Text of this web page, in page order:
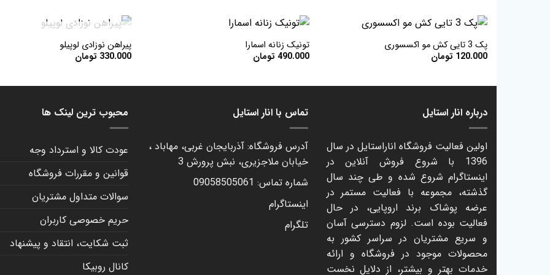
علاقه
پک 3 تایی کش مو اکسسوری
120.000 تومان
علاقه
تونیک زنانه اسمارا
490.000 تومان
در انبار موجود نمی باشدپیراهن نوزادی لوپیلو
330.000 تومان
درباره انار استایل
اولین فعالیت فروشگاه اناراستایل در سال
1396 با شروع فروش آنلاین در
اینستاگرام شروع شده و طی چند سال
گذشته، مجموعه با فعالیت مستمر در
عرضه پوشاک برند اروپایی، در حال
فعالیت بوده است. لزوم دسترسی آسان
و سریع مشتریان در سراسر کشور به
محصولات موجود در فروشگاه و ارائه
خدمات بهتر و بیشتر، از دلایل نخست
تماس با انار استایل
آدرس فروشگاه: آذربایجان غربی، مهاباد ،
خیابان ملاجزیری، نبش پرورش 3
شماره تماس: 09058505061
اینستاگرام
تلگرام
محبوب ترین لینک ها
عودت کالا و استرداد وجه
قوانین و مقررات فروشگاه
سوالات متداول مشتریان
حریم خصوصی کاربران
ثبت شکایت، انتقاد و پیشنهاد
کانال روبیکا